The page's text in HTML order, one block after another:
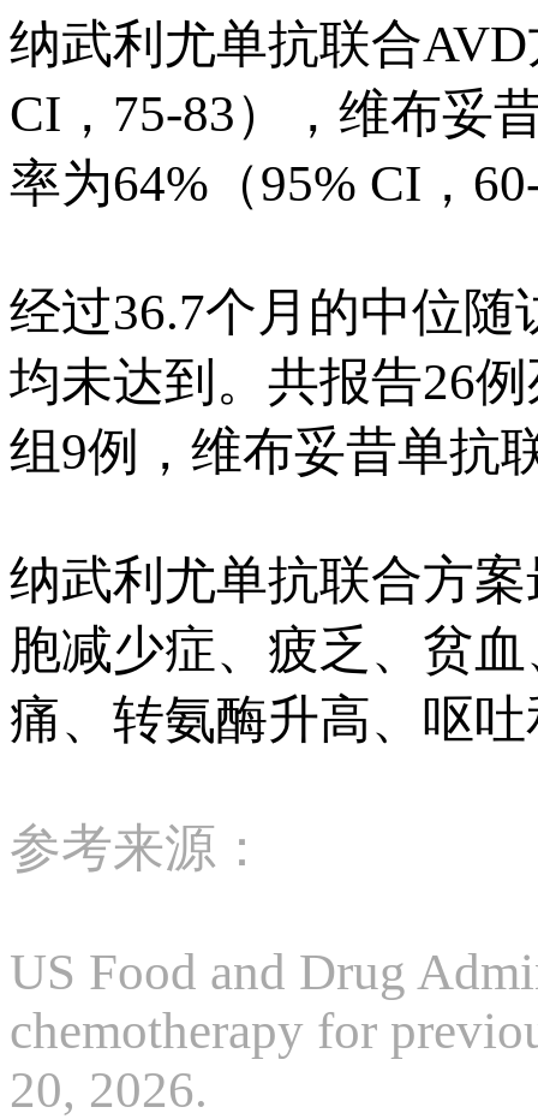
纳武利尤单抗联合
CI，75-83），维布妥
率为64%（95% CI，
经过36.7个月的中位
均未达到。共报告26
组9例，维布妥昔单抗
纳武利尤单抗联合方
胞减少症、疲乏、贫
痛、转氨酶升高、呕
参考来源：
US Food and Drug
chemotherapy for
20, 2026.